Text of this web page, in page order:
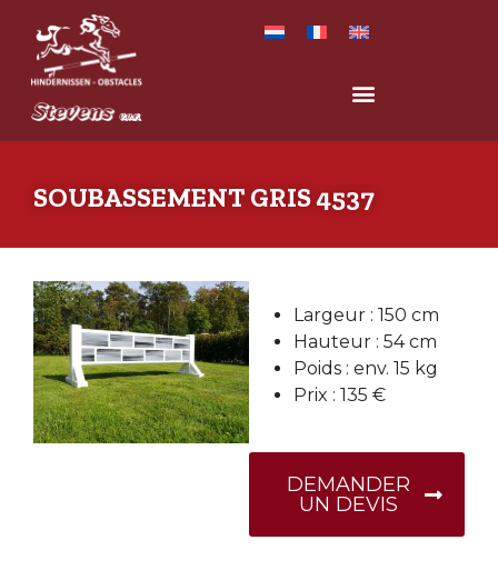
SOUBASSEMENT GRIS 4537
Largeur : 150 cm
Hauteur : 54 cm
Poids : env. 15 kg
Prix : 135 €
DEMANDER
UN DEVIS